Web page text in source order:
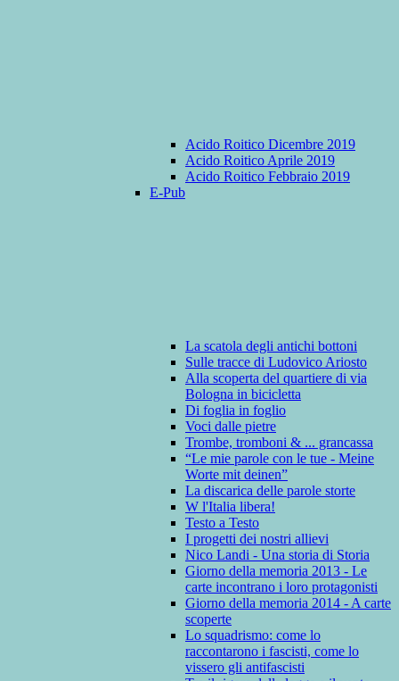
Acido Roitico Dicembre 2019
Acido Roitico Aprile 2019
Acido Roitico Febbraio 2019
E-Pub
La scatola degli antichi bottoni
Sulle tracce di Ludovico Ariosto
Alla scoperta del quartiere di via
Bologna in bicicletta
Di foglia in foglio
Voci dalle pietre
Trombe, tromboni & ... grancassa
“Le mie parole con le tue - Meine
Worte mit deinen”
La discarica delle parole storte
W l'Italia libera!
Testo a Testo
I progetti dei nostri allievi
Nico Landi - Una storia di Storia
Giorno della memoria 2013 - Le
carte incontrano i loro protagonisti
Giorno della memoria 2014 - A carte
scoperte
Lo squadrismo: come lo
raccontarono i fascisti, come lo
vissero gli antifascisti